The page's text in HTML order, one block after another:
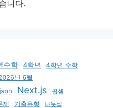
니다.
수학 4학년 4학년 수학
년 6월
json Next.js
곱셈
제
기출유형 나눗셈